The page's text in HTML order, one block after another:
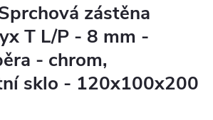
zástěna
T L/P - 8 mm -
- chrom,
sklo - 120x100x200